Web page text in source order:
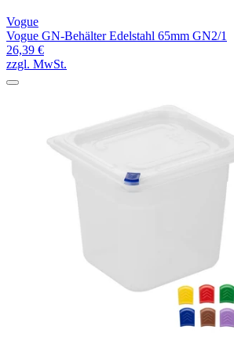
Vogue
Vogue GN-Behälter Edelstahl 65mm GN2/1
26,39 €
zzgl. MwSt.